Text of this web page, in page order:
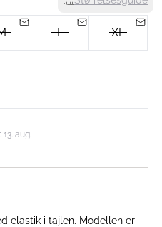
L XL
aug.
tajlen. Modellen er